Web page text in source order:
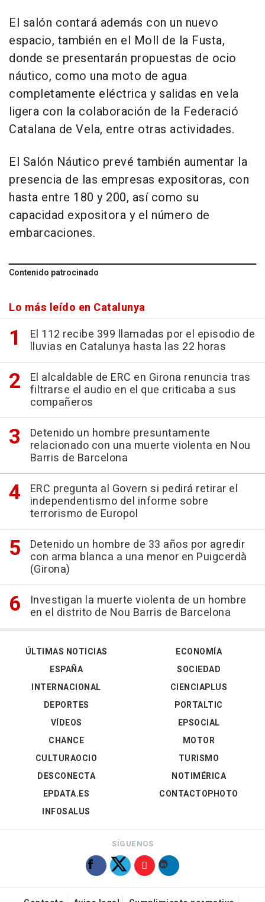
El salón contará además con un nuevo
espacio, también en el Moll de la Fusta,
donde se presentarán propuestas de ocio
náutico, como una moto de agua
completamente eléctrica y salidas en vela
ligera con la colaboración de la Federació
Catalana de Vela, entre otras actividades.
El Salón Náutico prevé también aumentar la
presencia de las empresas expositoras, con
hasta entre 180 y 200, así como su
capacidad expositora y el número de
embarcaciones.
Contenido patrocinado
Lo más leído en Catalunya
El 112 recibe 399 llamadas por el episodio de
lluvias en Catalunya hasta las 22 horas
El alcaldable de ERC en Girona renuncia tras
filtrarse el audio en el que criticaba a sus
compañeros
Detenido un hombre presuntamente
relacionado con una muerte violenta en Nou
Barris de Barcelona
ERC pregunta al Govern si pedirá retirar el
independentismo del informe sobre
terrorismo de Europol
Detenido un hombre de 33 años por agredir
con arma blanca a una menor en Puigcerdà
(Girona)
Investigan la muerte violenta de un hombre
en el distrito de Nou Barris de Barcelona
ÚLTIMAS NOTICIAS
ESPAÑA
INTERNACIONAL
DEPORTES
VÍDEOS
ECONOMÍA
SOCIEDAD
CIENCIAPLUS
PORTALTIC
EPSOCIAL
CHANCE
CULTURAOCIO
DESCONECTA
EPDATA.ES
INFOSALUS
MOTOR
TURISMO
NOTIMÉRICA
CONTACTOPHOTO
SÍGUENOS